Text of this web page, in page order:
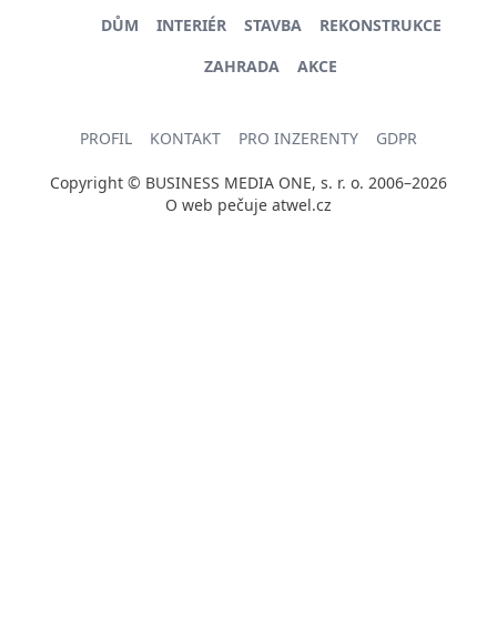
DŮM INTERIÉR STAVBA
REKONSTRUKCE
ZAHRADA
AKCE
PROFIL KONTAKT PRO INZERENTY GDPR
Copyright © BUSINESS MEDIA ONE, s. r. o. 2006–2026